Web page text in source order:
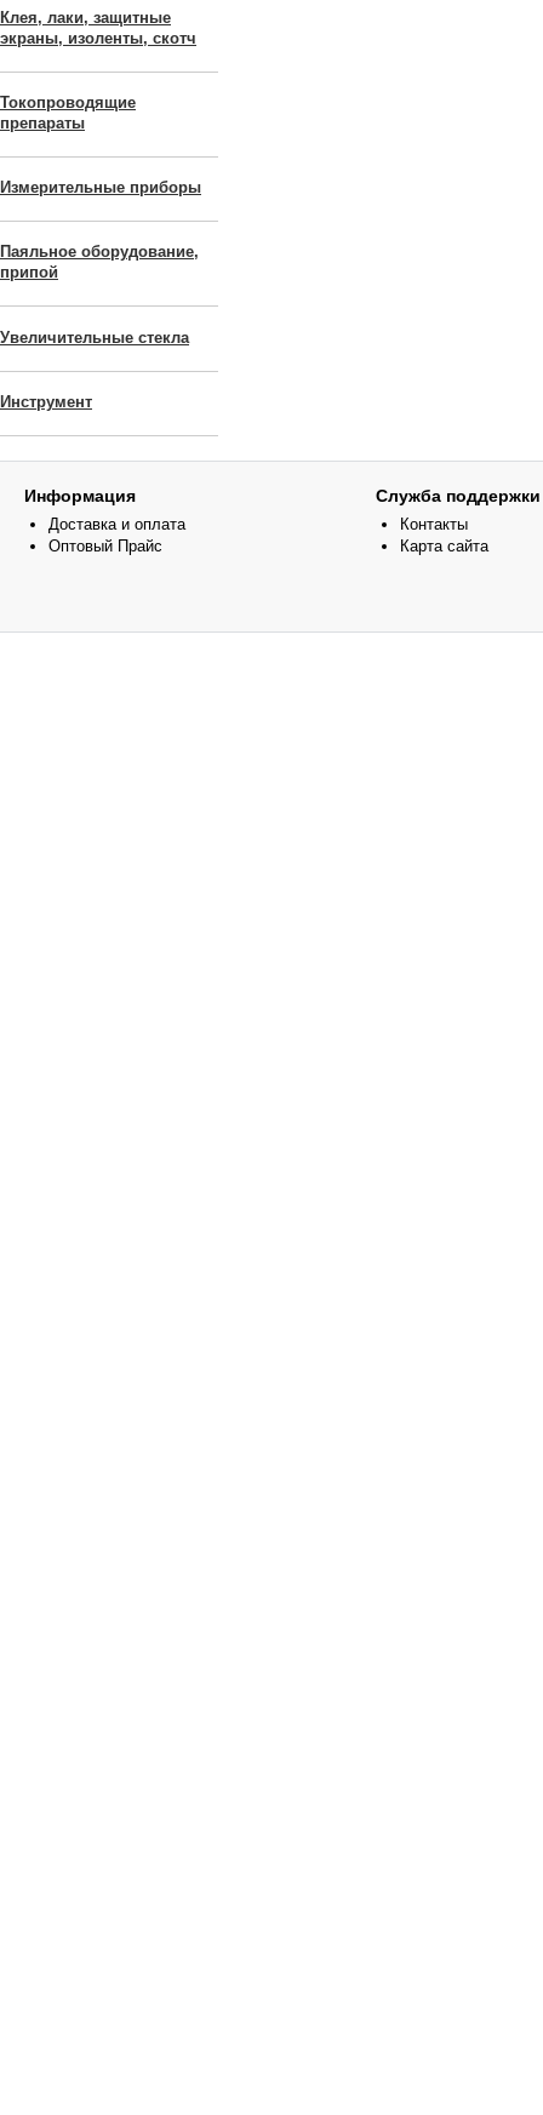
Клея, лаки, защитные
экраны, изоленты, скотч
Токопроводящие
препараты
Измерительные приборы
Паяльное оборудование,
припой
Увеличительные стекла
Инструмент
Информация
Доставка и оплата
Оптовый Прайс
Служба поддержки
Контакты
Карта сайта